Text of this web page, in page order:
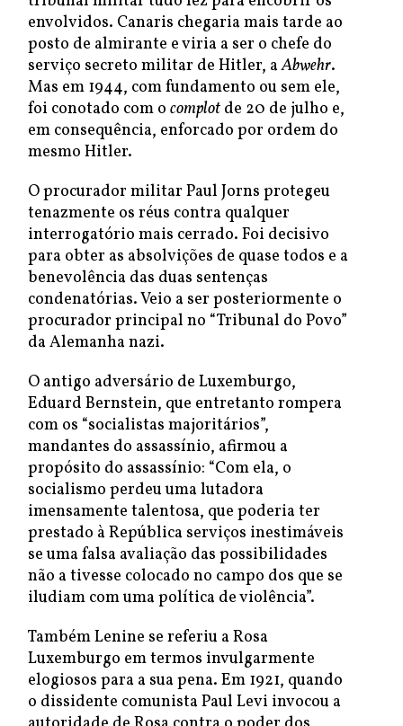
envolvidos. Canaris chegaria mais tarde ao
posto de almirante e viria a ser o chefe do
serviço secreto militar de Hitler, aAbwehr.
Mas em 1944, com fundamento ou sem ele,
foi conotado com o complot de 20 de julho e,
em consequência, enforcado por ordem do
mesmo Hitler.
O procurador militar Paul Jorns protegeu
tenazmente os réus contra qualquer
interrogatório mais cerrado. Foi decisivo
para obter as absolvições de quase todos e a
benevolência das duas sentenças
condenatórias. Veio a ser posteriormente o
procurador principal no “Tribunal do Povo”
da Alemanha nazi.
O antigo adversário de Luxemburgo,
Eduard Bernstein, que entretanto rompera
com os “socialistas majoritários”,
mandantes do assassínio, afirmou a
propósito do assassínio: “Com ela, o
socialismo perdeu uma lutadora
imensamente talentosa, que poderia ter
prestado à República serviços inestimáveis
se uma falsa avaliação das possibilidades
não a tivesse colocado no campo dos que se
iludiam com uma política de violência”.
Também Lenine se referiu a Rosa
Luxemburgo em termos invulgarmente
elogiosos para a sua pena. Em 1921, quando
o dissidente comunista Paul Levi invocou a